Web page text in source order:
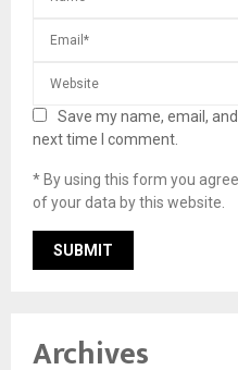
Save my name, email,
next time I comment.
* By using this form you
of your data by this website.
Archives